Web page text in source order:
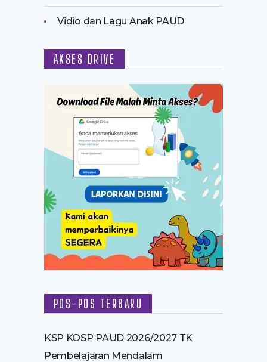
Vidio dan Lagu Anak PAUD
AKSES DRIVE
POS-POS TERBARU
KSP KOSP PAUD 2026/2027 TK
Pembelajaran Mendalam